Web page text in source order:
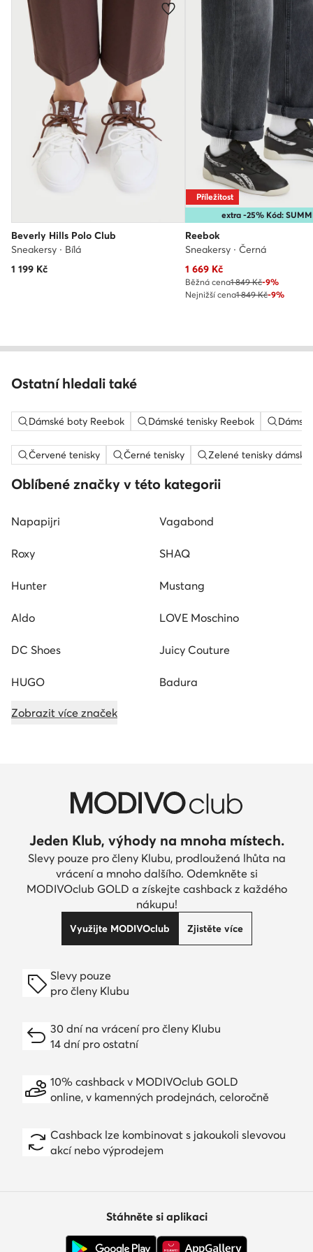
Beverly Hills Polo Club
Sneakersy · Bílá
1 199 Kč
extra -25% Kód:
Příležitost
Reebok
Sneakersy · Černá
Aktuální cena
1 669Kč
Běžná cena1 849 Kč-9%
Nejnižší cena1 849 Kč-9%
Ostatní hledali také
Dámské boty Reebok Dámské tenisky Reebok
Červené tenisky Černé tenisky Zelené tenisky dámské
Oblíbené značky v této kategorii
Napapijri Vagabond
Roxy SHAQ
Hunter Mustang
Aldo LOVE Moschino
DC Shoes Juicy Couture
HUGO Badura
Zobrazit více značek
Jeden Klub, výhody na mnoha místech.
Slevy pouze pro členy Klubu, prodloužená lhůta na
vrácení a mnoho dalšího. Odemkněte si
MODIVOclub GOLD a získejte cashback z každého
nákupu!
Využijte MODIVOclub Zjistěte více
Slevy pouze
pro členy Klubu
30 dní na vrácení pro členy Klubu
14 dní pro ostatní
10% cashback v MODIVOclub GOLD
online, v kamenných prodejnách, celoročně
Cashback lze kombinovat s jakoukoli slevovou
akcí nebo výprodejem
Stáhněte si aplikaci